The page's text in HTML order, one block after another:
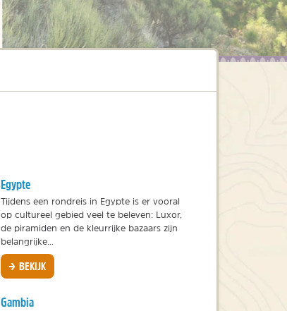
Egypte
Tijdens een rondreis in Egypte is er vooral
op cultureel gebied veel te beleven: Luxor,
de piramiden en de kleurrijke bazaars zijn
belangrijke...
BEKIJK
Gambia